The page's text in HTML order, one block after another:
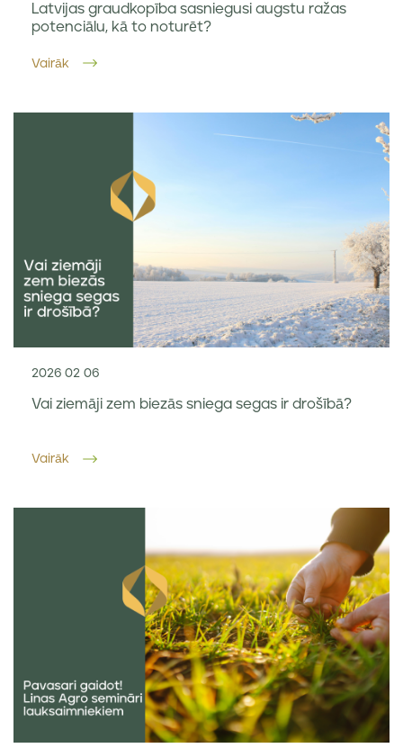
Latvijas graudkopība sasniegusi augstu ražas
potenciālu, kā to noturēt?
Vairāk
2026 02 06
Vai ziemāji zem biezās sniega segas ir drošībā?
Vairāk